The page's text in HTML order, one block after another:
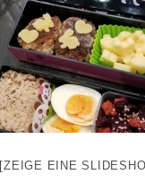
[ZEIGE EINE